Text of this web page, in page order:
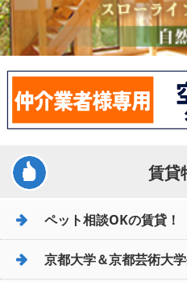
賃貸
ペット相談OKの賃貸！
京都大学＆京都芸術大